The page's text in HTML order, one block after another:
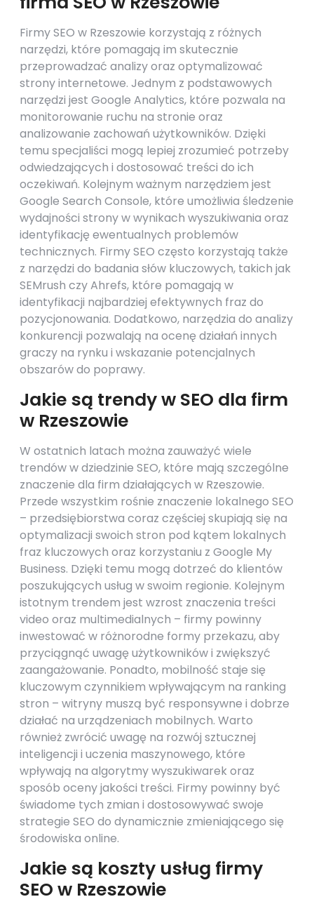
Firmy SEO w Rzeszowie korzystają z różnych
narzędzi, które pomagają im skutecznie
przeprowadzać analizy oraz optymalizować
strony internetowe. Jednym z podstawowych
narzędzi jest Google Analytics, które pozwala na
monitorowanie ruchu na stronie oraz
analizowanie zachowań użytkowników. Dzięki
temu specjaliści mogą lepiej zrozumieć potrzeby
odwiedzających i dostosować treści do ich
oczekiwań. Kolejnym ważnym narzędziem jest
Google Search Console, które umożliwia śledzenie
wydajności strony w wynikach wyszukiwania oraz
identyfikację ewentualnych problemów
technicznych. Firmy SEO często korzystają także
z narzędzi do badania słów kluczowych, takich jak
SEMrush czy Ahrefs, które pomagają w
identyfikacji najbardziej efektywnych fraz do
pozycjonowania. Dodatkowo, narzędzia do analizy
konkurencji pozwalają na ocenę działań innych
graczy na rynku i wskazanie potencjalnych
obszarów do poprawy.
Jakie są trendy w SEO dla firm
w Rzeszowie
W ostatnich latach można zauważyć wiele
trendów w dziedzinie SEO, które mają szczególne
znaczenie dla firm działających w Rzeszowie.
Przede wszystkim rośnie znaczenie lokalnego SEO
– przedsiębiorstwa coraz częściej skupiają się na
optymalizacji swoich stron pod kątem lokalnych
fraz kluczowych oraz korzystaniu z Google My
Business. Dzięki temu mogą dotrzeć do klientów
poszukujących usług w swoim regionie. Kolejnym
istotnym trendem jest wzrost znaczenia treści
video oraz multimedialnych – firmy powinny
inwestować w różnorodne formy przekazu, aby
przyciągnąć uwagę użytkowników i zwiększyć
zaangażowanie. Ponadto, mobilność staje się
kluczowym czynnikiem wpływającym na ranking
stron – witryny muszą być responsywne i dobrze
działać na urządzeniach mobilnych. Warto
również zwrócić uwagę na rozwój sztucznej
inteligencji i uczenia maszynowego, które
wpływają na algorytmy wyszukiwarek oraz
sposób oceny jakości treści. Firmy powinny być
świadome tych zmian i dostosowywać swoje
strategie SEO do dynamicznie zmieniającego się
środowiska online.
Jakie są koszty usług firmy
SEO w Rzeszowie